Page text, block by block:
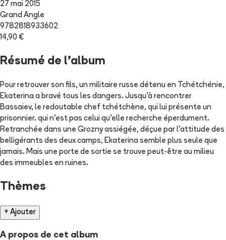
27 mai 2015
Grand Angle
9782818933602
14,90 €
Résumé de l'album
Pour retrouver son fils, un militaire russe détenu en Tchétchénie,
Ekaterina a bravé tous les dangers. Jusqu'à rencontrer
Bassaiev, le redoutable chef tchétchène, qui lui présente un
prisonnier. qui n'est pas celui qu'elle recherche éperdument.
Retranchée dans une Grozny assiégée, déçue par l'attitude des
belligérants des deux camps, Ekaterina semble plus seule que
jamais. Mais une porte de sortie se trouve peut-être au milieu
des immeubles en ruines.
Thèmes
+ Ajouter
A propos de cet album